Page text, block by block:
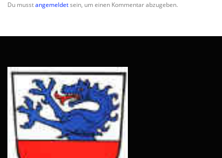
Du musstangemeldetsein, um einen Kommentar abzugeben.